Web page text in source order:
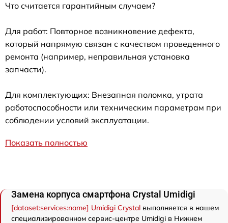
Что считается гарантийным случаем?
Для работ: Повторное возникновение дефекта,
который напрямую связан с качеством проведенного
ремонта (например, неправильная установка
запчасти).
Для комплектующих: Внезапная поломка, утрата
работоспособности или техническим параметрам при
соблюдении условий эксплуатации.
Показать полностью
Замена корпуса смартфона Crystal Umidigi
[dataset:services:name] Umidigi Crystal выполняется в нашем
специализированном сервис-центре Umidigi в Нижнем